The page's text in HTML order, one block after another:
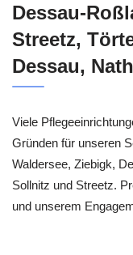
Dessau-
Streetz,
Dessau,
Viele
Gründen für unseren
Waldersee, Ziebigk,
Sollnitz und Streetz.
und unserem